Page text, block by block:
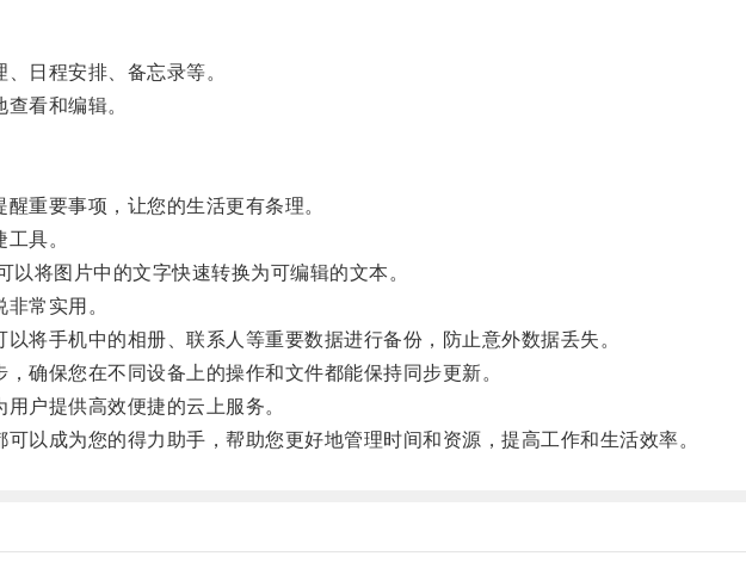
日程安排、备忘录等。
看和编辑。
重要事项，让您的生活更有条理。
具。
将图片中的文字快速转换为可编辑的文本。
常实用。
手机中的相册、联系人等重要数据进行备份，防止意外数据丢失。
保您在不同设备上的操作和文件都能保持同步更新。
户提供高效便捷的云上服务。
成为您的得力助手，帮助您更好地管理时间和资源，提高工作和生活效率。